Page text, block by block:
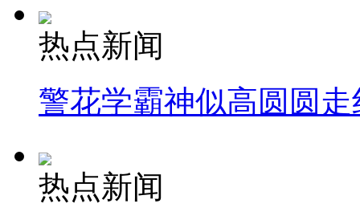
热点新闻
警花学霸神似高圆圆走
热点新闻